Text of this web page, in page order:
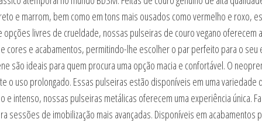
e marrom, bem como em tons mais ousados como vermelho e roxo,
livres de crueldade, nossas pulseiras de couro vegano oferecem
cores e acabamentos, permitindo-lhe escolher o par perfeito para o seu
são ideais para quem procura uma opção macia e confortável. O
uso prolongado. Essas pulseiras estão disponíveis em uma
e intenso, nossas pulseiras metálicas oferecem uma experiência única.
sessões de imobilização mais avançadas. Disponíveis em